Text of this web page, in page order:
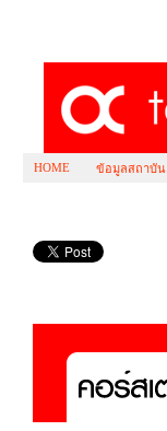
HOME ข้อมูลสถาบัน